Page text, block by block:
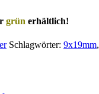
grün erhältlich!
Schlagwörter: 9x19mm,